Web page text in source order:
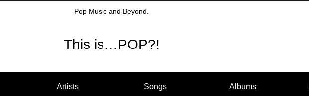
Pop Music and Beyond.
This is…POP?!
Artists Songs Albums